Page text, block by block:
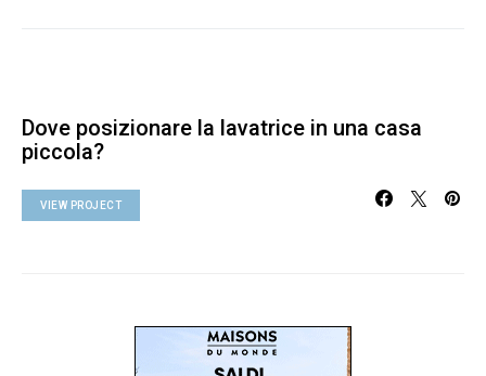
Dove posizionare la lavatrice in una casa
piccola?
VIEW PROJECT